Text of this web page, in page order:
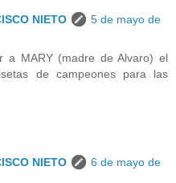
NIETO
5 de mayo de
a MARY (madre de Alvaro) el
de campeones para las
NIETO
6 de mayo de